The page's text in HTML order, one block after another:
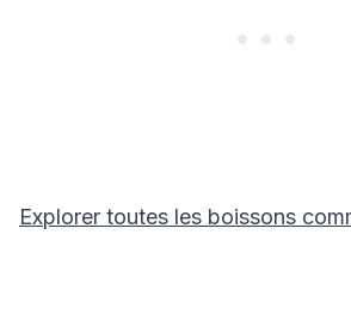
Explorer toutes les boissons